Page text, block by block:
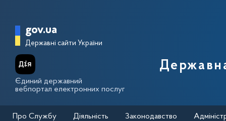
Головна сторінка Державної
gov.ua
Державні сайти України
Єдиний державний
вебпортал електронних послуг
Про Службу Діяльність Законодавство